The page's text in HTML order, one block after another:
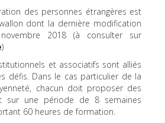
des personnes étrangères est
dont la dernière modification
2018 (à consulter sur
)
et associatifs sont alliés
défis. Dans le cas particulier de la
chacun doit proposer des
sur une période de 8 semaines
60 heures de formation.